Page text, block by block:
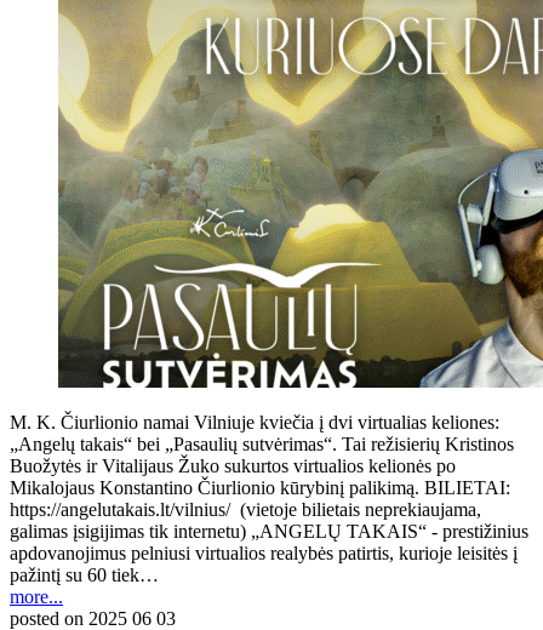
M. K. Čiurlionio namai Vilniuje kviečia į dvi virtualias keliones:
„Angelų takais“ bei „Pasaulių sutvėrimas“. Tai režisierių Kristinos
Buožytės ir Vitalijaus Žuko sukurtos virtualios kelionės po
Mikalojaus Konstantino Čiurlionio kūrybinį palikimą. BILIETAI:
https://angelutakais.lt/vilnius/ (vietoje bilietais neprekiaujama,
galimas įsigijimas tik internetu) „ANGELŲ TAKAIS“ - prestižinius
apdovanojimus pelniusi virtualios realybės patirtis, kurioje leisitės į
pažintį su 60 tiek…
more...
posted on 2025 06 03